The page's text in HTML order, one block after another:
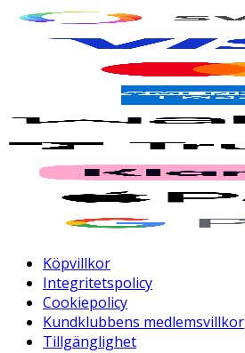
Köpvillkor
Integritetspolicy
Cookiepolicy
Kundklubbens medlemsvillkor
Tillgänglighet